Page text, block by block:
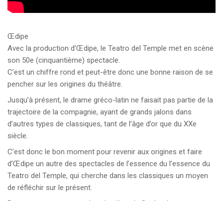
Œdipe
Avec la production d’Œdipe, le Teatro del Temple met en scène
son 50e (cinquantième) spectacle.
C’est un chiffre rond et peut-être donc une bonne raison de se
pencher sur les origines du théâtre.
Jusqu’à présent, le drame gréco-latin ne faisait pas partie de la
trajectoire de la compagnie, ayant de grands jalons dans
d’autres types de classiques, tant de l’âge d’or que du XXe
siècle.
C’est donc le bon moment pour revenir aux origines et faire
d’Œdipe un autre des spectacles de l’essence du l’essence du
Teatro del Temple, qui cherche dans les classiques un moyen
de réfléchir sur le présent.